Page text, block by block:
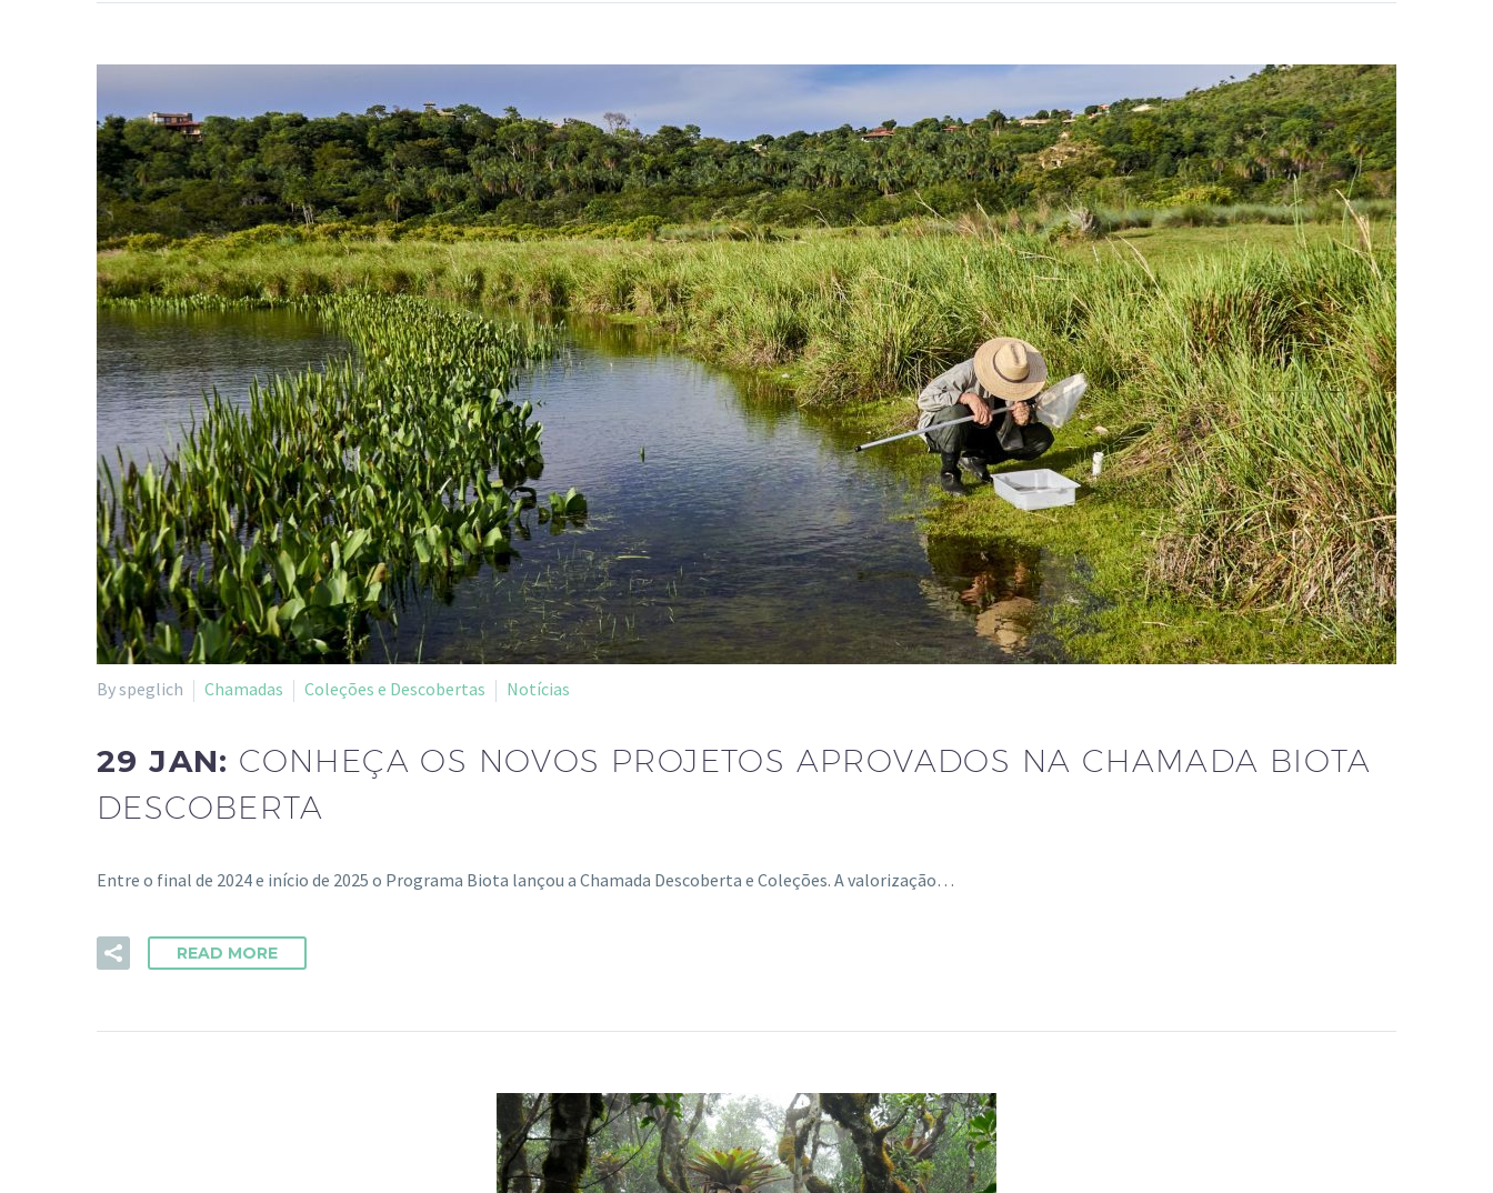
By speglich Chamadas Coleções e Descobertas Notícias
29 JAN: CONHEÇA OS NOVOS PROJETOS APROVADOS NA CHAMADA BIOTA
DESCOBERTA
Entre o final de 2024 e início de 2025 o Programa Biota lançou a Chamada Descoberta e Coleções. A valorização…
READ MORE